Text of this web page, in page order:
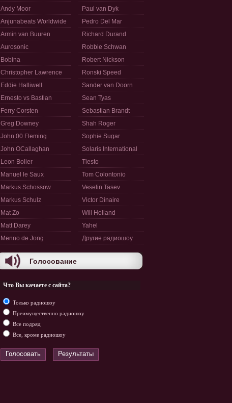
Andy Moor
Anjunabeats Worldwide
Armin van Buuren
Aurosonic
Bobina
Christopher Lawrence
Eddie Halliwell
Ernesto vs Bastian
Ferry Corsten
Greg Downey
John 00 Fleming
John OCallaghan
Leon Bolier
Manuel le Saux
Markus Schossow
Markus Schulz
Mat Zo
Matt Darey
Menno de Jong
Paul van Dyk
Pedro Del Mar
Richard Durand
Robbie Schwan
Robert Nickson
Ronski Speed
Sander van Doorn
Sean Tyas
Sebastian Brandt
Shah Roger
Sophie Sugar
Solaris International
Tiesto
Tom Colontonio
Veselin Tasev
Victor Dinaire
Will Holland
Yahel
Другие радиошоу
Голосование
Что Вы качаете с сайта?
Только радиошоу
Преимущественно радиошоу
Все подряд
Все, кроме радиошоу
Голосовать Результаты